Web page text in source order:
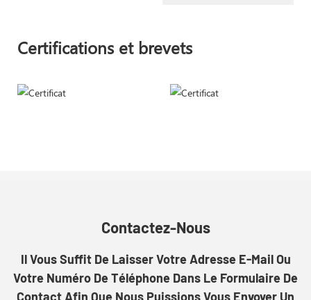
Certifications et brevets
Contactez-Nous
Il Vous Suffit De Laisser Votre Adresse E-Mail Ou
Votre Numéro De Téléphone Dans Le Formulaire De
Contact Afin Que Nous Puissions Vous Envoyer Un